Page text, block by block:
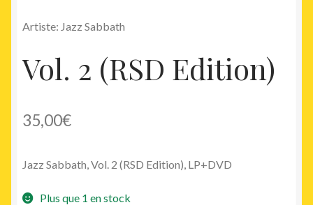
Artiste: Jazz Sabbath
Vol. 2 (RSD Edition)
35,00€
Jazz Sabbath, Vol. 2 (RSD Edition), LP+DVD
Plus que 1 en stock